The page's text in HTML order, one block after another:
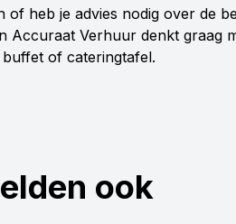
of heb je advies nodig over de
Accuraat Verhuur denkt graag
of cateringtafel.
ook